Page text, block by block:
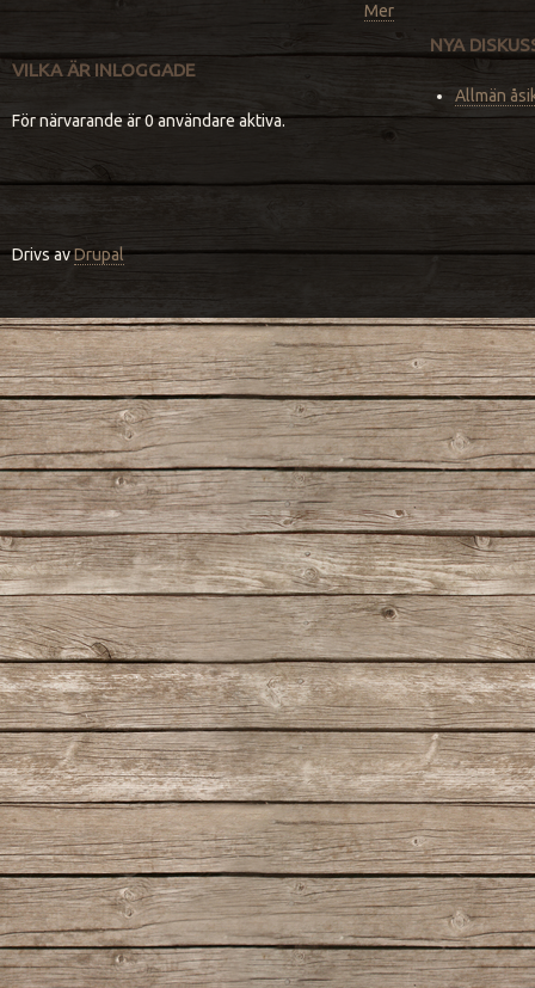
Mer
VILKA ÄR INLOGGADE
För närvarande är 0 användare aktiva.
NYA
Allmän
Drivs avDrupal